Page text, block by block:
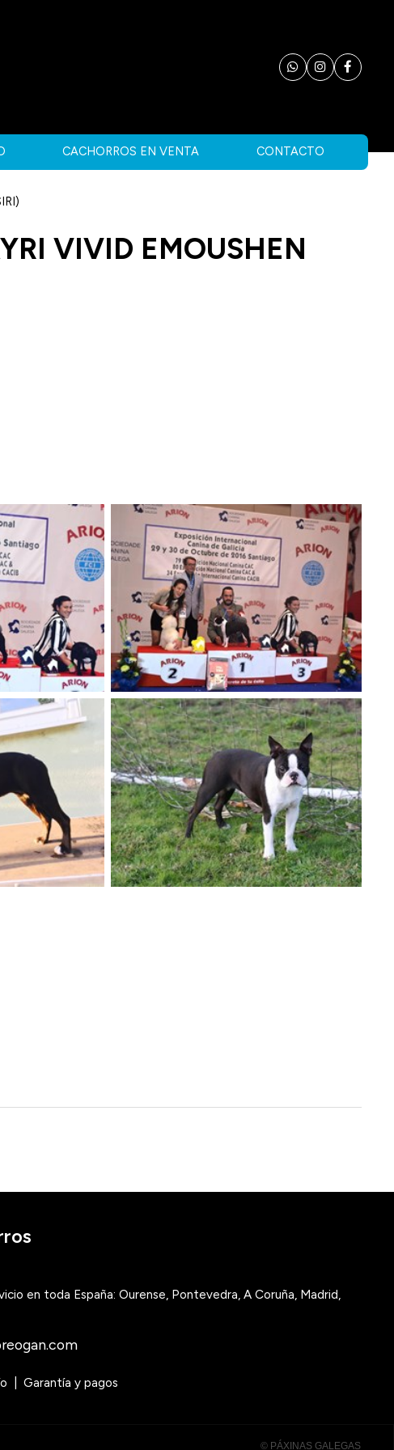
CACHORROS EN VENTA CONTACTO
VIVID EMOUSHEN
en toda España: Ourense, Pontevedra, A Coruña, Madrid,
Garantía y pagos
© PÁXINAS GALEGAS